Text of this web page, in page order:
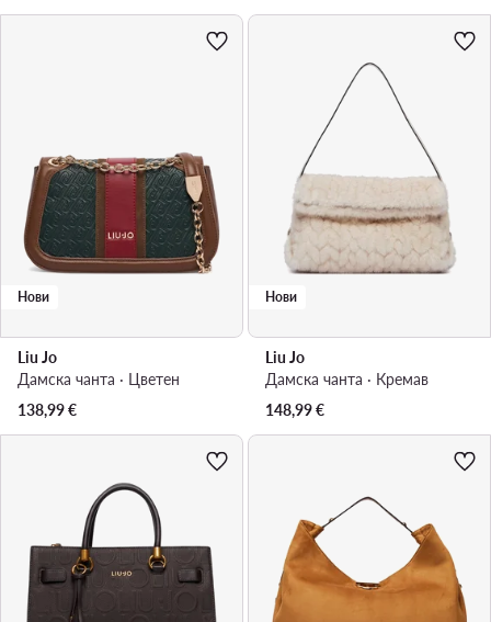
Нови
Liu Jo
Дамска чанта · Цветен
138,99€
Нови
Liu Jo
Дамска чанта · Кремав
148,99€